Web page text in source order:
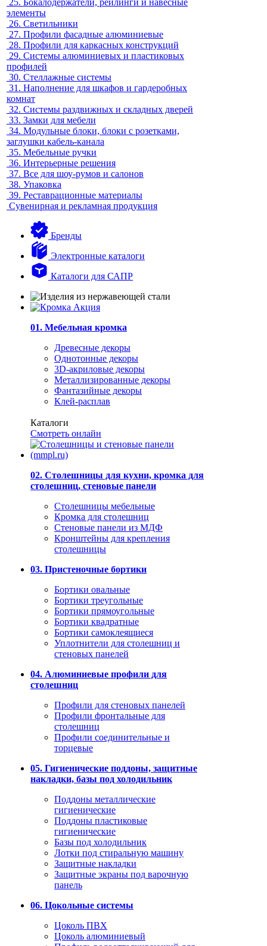
25. Бокалодержатели, рейлинги и навесные
элементы
26. Светильники
27. Профили фасадные алюминиевые
28. Профили для каркасных конструкций
29. Системы алюминиевых и пластиковых
профилей
30. Стеллажные системы
31. Наполнение для шкафов и гардеробных
комнат
32. Системы раздвижных и складных дверей
33. Замки для мебели
34. Модульные блоки, блоки с розетками,
заглушки кабель-канала
35. Мебельные ручки
36. Интерьерные решения
37. Все для шоу-румов и салонов
38. Упаковка
39. Реставрационные материалы
Сувенирная и рекламная продукция
Бренды
Электронные каталоги
Каталоги для САПР
01. Мебельная кромка
Древесные декоры
Однотонные декоры
3D-акриловые декоры
Металлизированные декоры
Фантазийные декоры
Клей-расплав
Каталоги
Смотреть онлайн
02. Столешницы для кухни, кромка для
столешниц, стеновые панели
Столешницы мебельные
Кромка для столешниц
Стеновые панели из МДФ
Кронштейны для крепления
столешницы
03. Пристеночные бортики
Бортики овальные
Бортики треугольные
Бортики прямоугольные
Бортики квадратные
Бортики самоклеящиеся
Уплотнители для столешниц и
стеновых панелей
04. Алюминиевые профили для
столешниц
Профили для стеновых панелей
Профили фронтальные для
столешниц
Профили соединительные и
торцевые
05. Гигиенические поддоны, защитные
накладки, базы под холодильник
Поддоны металлические
гигиенические
Поддоны пластиковые
гигиенические
Базы под холодильник
Лотки под стиральную машину
Защитные накладки
Защитные экраны под варочную
панель
06. Цокольные системы
Цоколь ПВХ
Цоколь алюминиевый